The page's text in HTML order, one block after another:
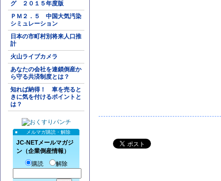
グ ２０１５年度版
ＰＭ２．５ 中国大気汚染
シミュレーション
日本の市町村別将来人口推
計
火山ライブカメラ
あなたの会社を連鎖倒産か
ら守る共済制度とは？
知れば納得！ 車を売ると
きに気を付けるポイントと
は？
メルマガ購読・解除
JC-NETメールマガジ
ン（企業倒産情報）
購読
解除